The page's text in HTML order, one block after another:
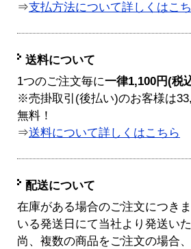
⇒支払方法について詳しくはこ
送料について
1つのご注文毎に一律1,100円(税
※売掛取引(後払い)のお客様は
無料！
⇒送料について詳しくはこちら
配送について
在庫がある場合のご注文につき
いる発送日にて当社より発送い
尚、複数の商品をご注文の場合